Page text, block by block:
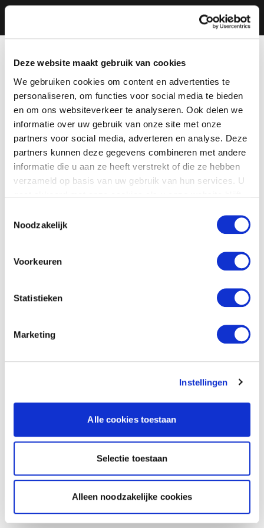
Deze website maakt gebruik van cookies
We gebruiken cookies om content en advertenties te
personaliseren, om functies voor social media te bieden
en om ons websiteverkeer te analyseren. Ook delen we
informatie over uw gebruik van onze site met onze
partners voor social media, adverteren en analyse. Deze
partners kunnen deze gegevens combineren met andere
informatie die u aan ze heeft verstrekt of die ze hebben
verzameld op basis van uw gebruik van hun services. U
Noodzakelijk
Voorkeuren
Statistieken
Marketing
Instellingen
Alle cookies toestaan
Selectie toestaan
Alleen noodzakelijke cookies